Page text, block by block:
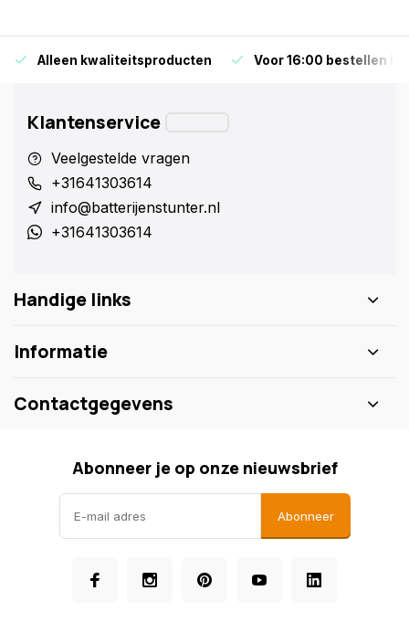
Alleen kwaliteitsproducten Voor 16:00 bestellen is
Klantenservice
Veelgestelde vragen
+31641303614
info@batterijenstunter.nl
+31641303614
Handige links
Informatie
Contactgegevens
Abonneer je op onze nieuwsbrief
Abonneer